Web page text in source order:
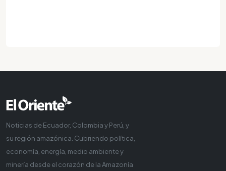
Noticias de Ecuador, Colombia y Perú, y
su región amazónica. Cubriendo política,
economía, energía, medio ambiente y
minería desde el corazón de la Amazonía